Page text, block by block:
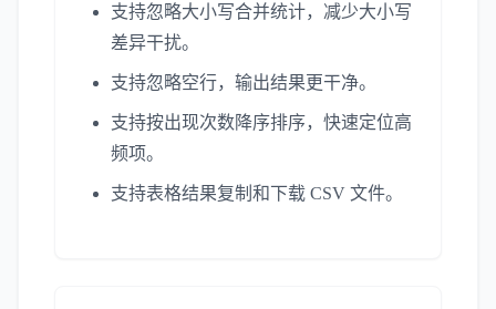
支持忽略大小写合并统计，减少大小写
差异干扰。
支持忽略空行，输出结果更干净。
支持按出现次数降序排序，快速定位高
频项。
支持表格结果复制和下载 CSV 文件。